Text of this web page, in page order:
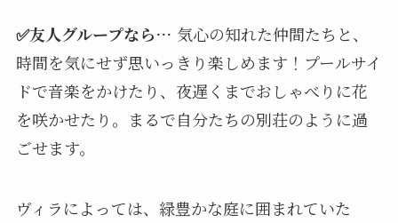
✅友人グループなら… 気心の知れた仲間たちと、
時間を気にせず思いっきり楽しめます！プールサイ
ドで音楽をかけたり、夜遅くまでおしゃべりに花
を咲かせたり。まるで自分たちの別荘のように過
ごせます。
ヴィラによっては、緑豊かな庭に囲まれていた